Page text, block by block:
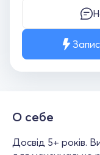
О себе
Досвід 5+ років.